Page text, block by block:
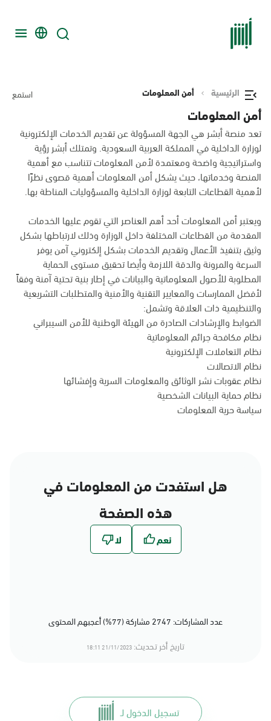
الرئيسية أمن المعلومات استمع
أمن المعلومات
تعد منصة أبشر هي الجهة المسؤولة عن تقديم الخدمات الإلكترونية
لوزارة الداخلية في المملكة العربية السعودية. وتمتلك أبشر رؤية
واستراتيجية واضحة ومعتمدة لأمن المعلومات تتناسب مع أهمية
المنصة وخدماتها، حيث يشكل أمن المعلومات أهمية قصوى نظرًا
لأهمية القطاعات التابعة لوزارة الداخلية والمسؤوليات المناطة بها.
ويعتبر أمن المعلومات أحد أهم العناصر التي تقوم عليها الخدمات
المقدمة من القطاعات المختلفة داخل الوزارة وذلك لارتباطها بشكل
وثيق بتنفيذ الأعمال وتقديم الخدمات بشكل إلكتروني آمن يوفر
السرعة والمرونة والدقة اللازمة وأيضا تحقيق مستوى الحماية
المطلوبة للأصول المعلوماتية والبيانات في إطار بنية تحتية آمنة وفقاً
لأفضل الممارسات والمعايير التقنية والأمنية والمتطلبات التشريعية
والتنظيمية ذات العلاقة وتشمل:
الضوابط والإرشادات الصادرة من الهيئة الوطنية للأمن السيبراني
نظام مكافحة جرائم المعلوماتية
نظام التعاملات الإلكترونية
نظام الاتصالات
نظام عقوبات نشر الوثائق والمعلومات السرية وإفشائها
نظام حماية البيانات الشخصية
سياسة حرية المعلومات
هل استفدت من المعلومات في
هذه الصفحة
عدد المشاركات: 2747 مشاركة (77%) أعجبهم المحتوى
تاريخ أخر تحديث: 21/11/2023 18:11
تسجيل الدخول لـ